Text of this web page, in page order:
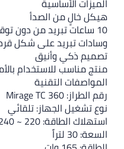
شكل قرص العسل
بالأماكن الداخلية والخارجية